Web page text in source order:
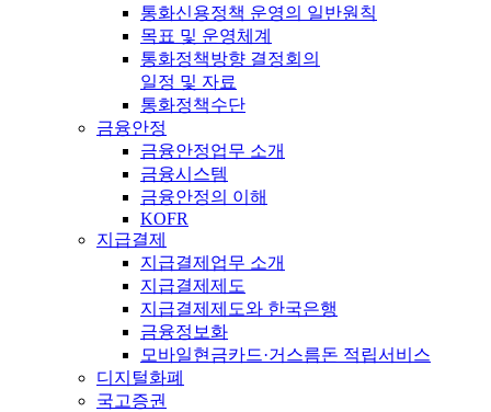
통화신용정책 운영의 일반원칙
목표 및 운영체계
통화정책방향 결정회의
일정 및 자료
통화정책수단
금융안정
금융안정업무 소개
금융시스템
금융안정의 이해
KOFR
지급결제
지급결제업무 소개
지급결제제도
지급결제제도와 한국은행
금융정보화
모바일현금카드·거스름돈 적립서비스
디지털화폐
국고증권